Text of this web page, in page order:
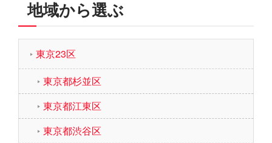
地域から選ぶ
東京23区
東京都杉並区
東京都江東区
東京都渋谷区